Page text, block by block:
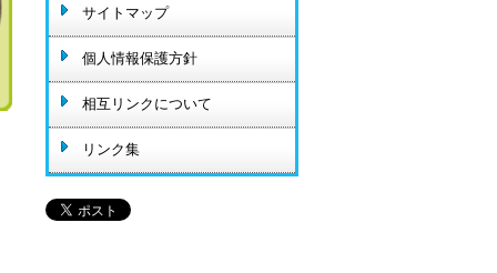
サイトマップ
個人情報保護方針
相互リンクについて
リンク集